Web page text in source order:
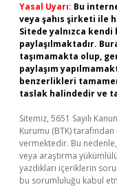
Yasal Uyarı: Bu
veya şahıs şirketi ile
Sitede yalnızca kendi
paylaşılmaktadır.
taşımamakta olup,
paylaşım
benzerlikleri
taslak halindedir ve
Sitemiz, 5651 Sayılı
Kurumu (BTK)
vermektedir. Bu
veya araştırma
yazdıkları içeriklerin
bu sorumluluğu kabul